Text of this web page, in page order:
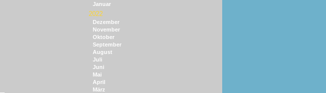
Januar
2022
Dezember
November
Oktober
September
August
Juli
Juni
Mai
April
März